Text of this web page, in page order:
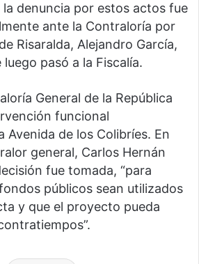
la denuncia por estos actos fue
ante la Contraloría por
Risaralda, Alejandro García,
pasó a la Fiscalía.
General de la República
funcional
Avenida de los Colibríes. En
general, Carlos Hernán
fue tomada, “para
públicos sean utilizados
y que el proyecto pueda